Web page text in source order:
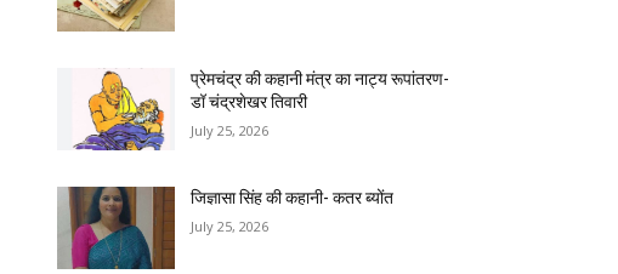
प्रेमचंद्र की कहानी मंत्र का नाट्य रूपांतरण-
डॉ चंद्रशेखर तिवारी
July 25, 2026
जिज्ञासा सिंह की कहानी- कतर ब्योंत
July 25, 2026